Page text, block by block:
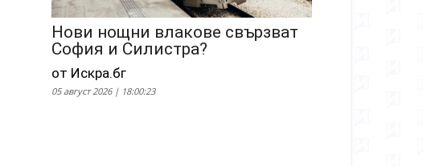
Нови нощни влакове свързват
София и Силистра?
от Искра.бг
05 август 2026 | 18:00:23